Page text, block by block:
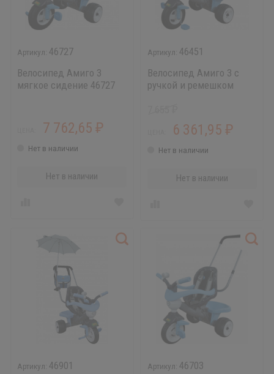
46727
Велосипед Амиго 3
мягкое сидение 46727
7 762,65 ₽
Нет в наличии
Нет в наличии
46451
Велосипед Амиго 3 с
ручкой и ремешком
6 361,95₽
Нет в наличии
Нет в наличии
46901
46703